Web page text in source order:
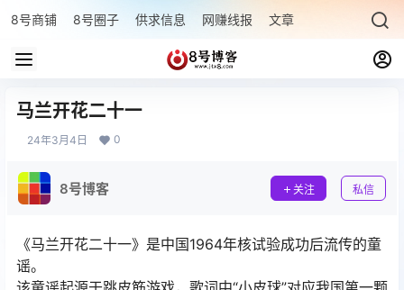
8号商铺 8号圈子 供求信息 网赚线报 文章专题 最新文章
马兰开花二十一
24年3月4日 0
8号博客 关注 私信
《马兰开花二十一》是中国1964年核试验成功后流传的童
谣。